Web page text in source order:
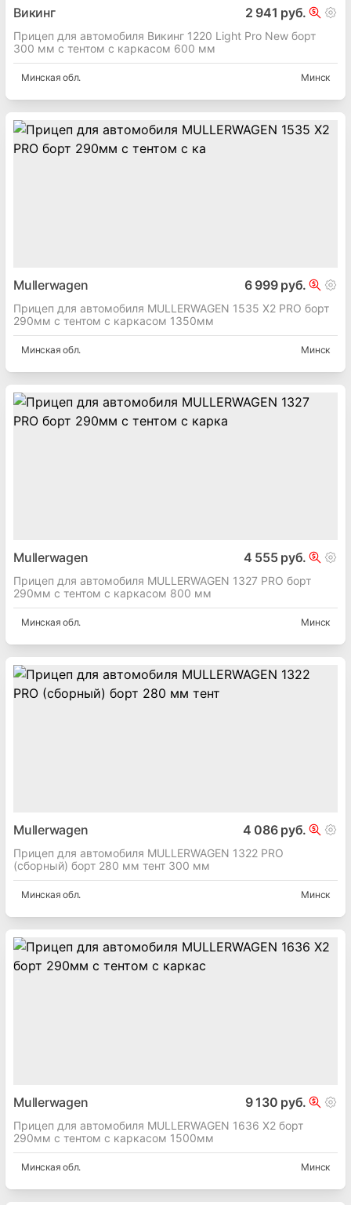
Викинг 2 941 руб.
Прицеп для автомобиля Викинг 1220 Light Pro New борт
300 мм с тентом с каркасом 600 мм
Минская обл. Минск
Mullerwagen 6 999 руб.
Прицеп для автомобиля MULLERWAGEN 1535 Х2 PRO борт
290мм с тентом с каркасом 1350мм
Минская обл. Минск
Mullerwagen 4 555 руб.
Прицеп для автомобиля MULLERWAGEN 1327 PRO борт
290мм с тентом с каркасом 800 мм
Минская обл. Минск
Mullerwagen 4 086 руб.
Прицеп для автомобиля MULLERWAGEN 1322 PRO
(сборный) борт 280 мм тент 300 мм
Минская обл. Минск
Mullerwagen 9 130 руб.
Прицеп для автомобиля MULLERWAGEN 1636 X2 борт
290мм с тентом с каркасом 1500мм
Минская обл. Минск